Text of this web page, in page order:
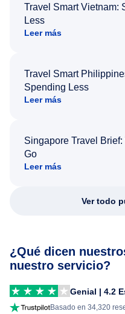
Travel Smart Vietnam:
Less
Leer más
Travel Smart
Spending Less
Leer más
Singapore Travel
Go
Leer más
Ver todo
¿Qué dicen
nuestro servicio?
Genial | 4.2
Basado en 34,320